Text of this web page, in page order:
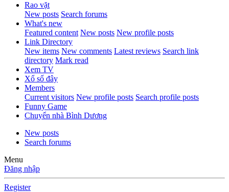
Rao vặt
New posts Search forums
What's new
Featured content New posts New profile posts
Link Directory
New items New comments Latest reviews Search link
directory Mark read
Xem TV
Xổ số đây
Members
Current visitors New profile posts Search profile posts
Funny Game
Chuyển nhà Bình Dương
New posts
Search forums
Menu
Đăng nhập
Register